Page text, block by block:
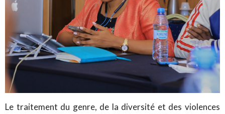
Le traitement du genre, de la diversité et des violences